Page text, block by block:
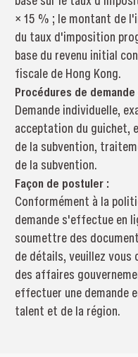
× 15 % ; le montant de
du taux d'imposition
base du revenu initial
fiscale de Hong Kong.
Procédures de demande
Demande individuelle,
acceptation du guichet,
de la subvention,
de la subvention.
Façon de postuler :
Conformément à la
demande s'effectue en
soumettre des
de détails, veuillez vous
des affaires
effectuer une demande
talent et de la région.